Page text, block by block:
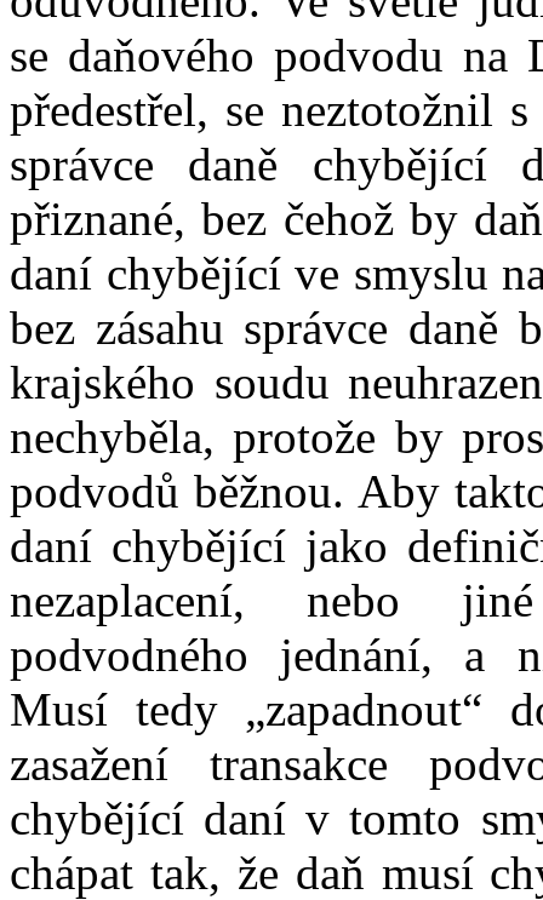
se daňového podvodu na
předestřel, seneztotožnil s
správce daně chybějící
přiznané, bez čehož by
daní chybějící ve smyslu
bez zásahu správce daně
krajského soudu
nechyběla, protože by
podvodů běžnou. Aby
daní chybějící jako
nezaplacení, nebo
podvodného jednání, a
Musí tedy „zapadnout“
zasažení transakce
chybějící daní v tomto
chápat tak, že daň musí